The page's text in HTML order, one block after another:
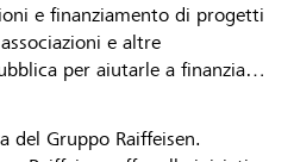
e finanziamento di progetti
e altre
per aiutarle a finanziare
del Gruppo Raiffeisen.